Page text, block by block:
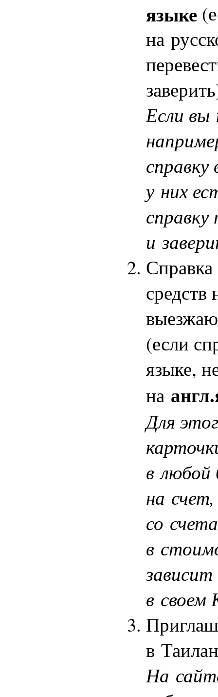
языке
на
Если вы
у них
и
(если
языке,
на
Для
в любой
на
со
в
в своем
в
На